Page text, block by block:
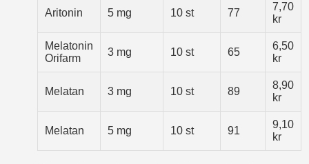
Aritonin 5 mg 10 st 77
7,70
kr
Melatonin
Orifarm
3 mg 10 st 65
6,50
kr
Melatan 3 mg 10 st 89
8,90
kr
Melatan 5 mg 10 st 91
9,10
kr